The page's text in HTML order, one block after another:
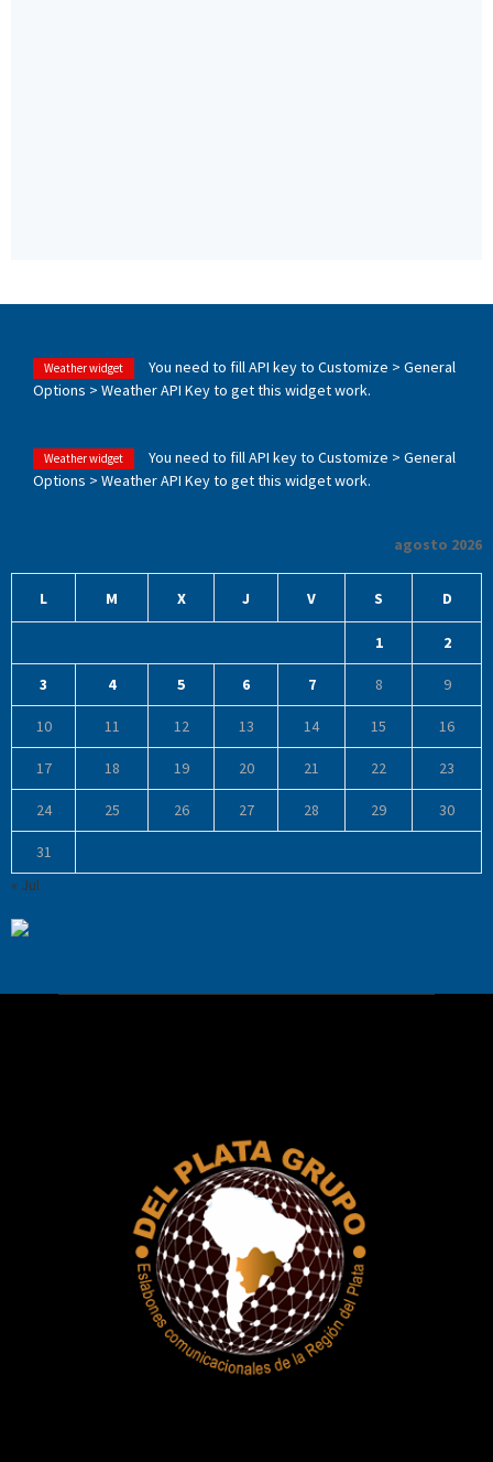
Weather widget
You need to fill API key to Customize > General
Options > Weather API Key to get this widget work.
Weather widget
You need to fill API key to Customize > General
Options > Weather API Key to get this widget work.
agosto 2026
L M X J V S D
1 2
3 4 5 6 7 8 9
10 11 12 13 14 15 16
17 18 19 20 21 22 23
24 25 26 27 28 29 30
31
« Jul